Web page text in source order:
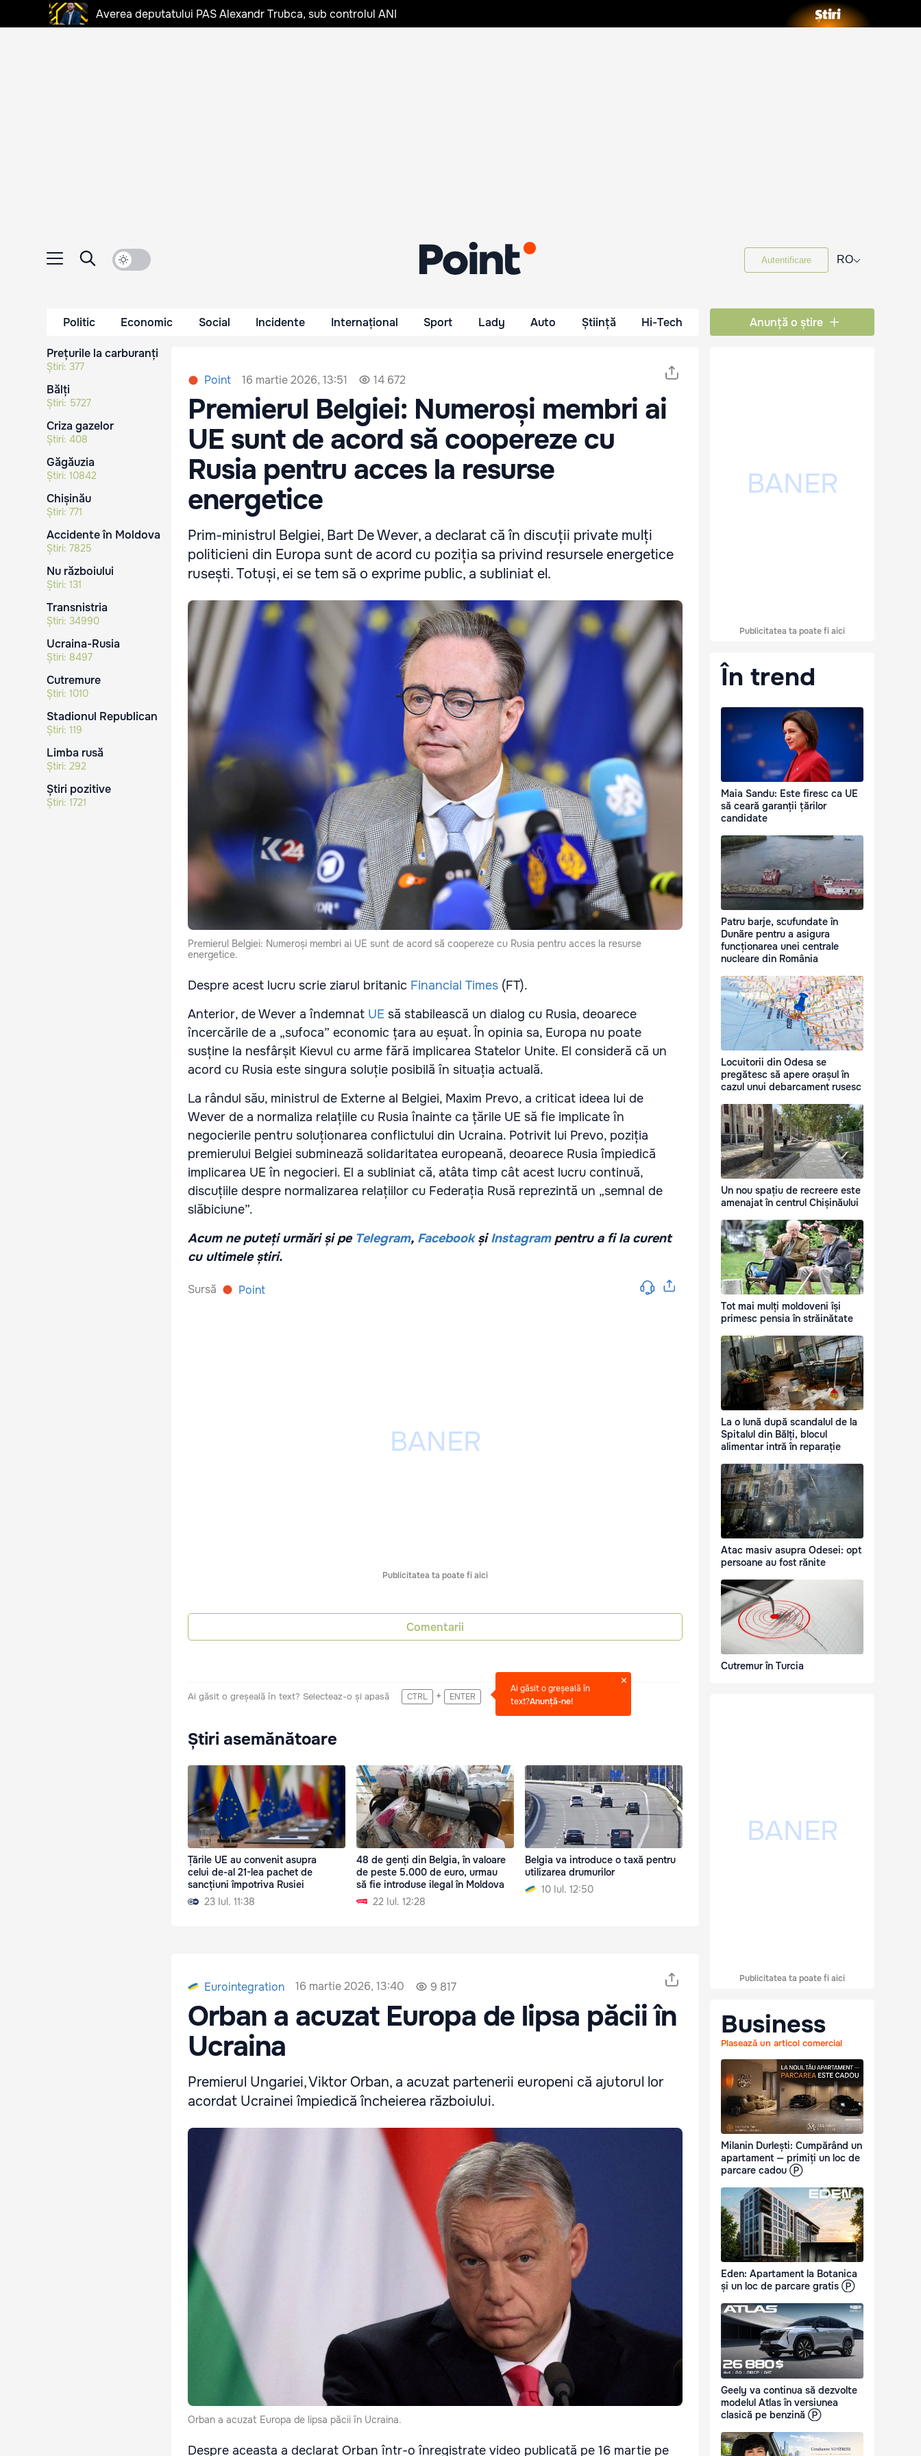
Averea deputatului PAS Alexandr Trubca, sub controlul ANI
Autentificare RO⌵
Politic Economic Social Incidente Internațional Sport Lady Auto Știință Hi-Tech Anunță o știre
Prețurile la carburanți
Știri: 377
Bălți
Știri: 5727
Criza gazelor
Știri: 408
Găgăuzia
Știri: 10842
Chișinău
Știri: 771
Accidente în Moldova
Știri: 7825
Nu războiului
Știri: 131
Transnistria
Știri: 34990
Ucraina-Rusia
Știri: 8497
Cutremure
Știri: 1010
Stadionul Republican
Știri: 119
Limba rusă
Știri: 292
Știri pozitive
Știri: 1721
Point 16 martie 2026, 13:51 14 672
Premierul Belgiei: Numeroși membri ai
UE sunt de acord să coopereze cu
Rusia pentru acces la resurse
energetice
Prim-ministrul Belgiei, Bart De Wever, a declarat că în discuții private mulți
politicieni din Europa sunt de acord cu poziția sa privind resursele energetice
rusești. Totuși, ei se tem să o exprime public, a subliniat el.
Premierul Belgiei: Numeroși membri ai UE sunt de acord să coopereze cu Rusia pentru acces la resurse
energetice.
Despre acest lucru scrie ziarul britanic Financial Times (FT).
Anterior, de Wever a îndemnat UE să stabilească un dialog cu Rusia, deoarece
încercările de a „sufoca” economic țara au eșuat. În opinia sa, Europa nu poate
susține la nesfârșit Kievul cu arme fără implicarea Statelor Unite. El consideră că un
acord cu Rusia este singura soluție posibilă în situația actuală.
La rândul său, ministrul de Externe al Belgiei, Maxim Prevo, a criticat ideea lui de
Wever de a normaliza relațiile cu Rusia înainte ca țările UE să fie implicate în
negocierile pentru soluționarea conflictului din Ucraina. Potrivit lui Prevo, poziția
premierului Belgiei subminează solidaritatea europeană, deoarece Rusia împiedică
implicarea UE în negocieri. El a subliniat că, atâta timp cât acest lucru continuă,
discuțiile despre normalizarea relațiilor cu Federația Rusă reprezintă un „semnal de
slăbiciune”.
Acum ne puteți urmări și pe Telegram, Facebook șiInstagrampentru a fi la curent
cu ultimele știri.
Sursă Point
Publicitatea ta poate fi aici
Comentarii
Ai găsit o greșeală în text? Selecteaz-o și apasă CTRL + ENTER
Ai găsit o greșeală în
text?Anunță-ne!
Știri asemănătoare
Țările UE au convenit asupra
celui de-al 21-lea pachet de
sancțiuni împotriva Rusiei
23 Iul. 11:38
48 de genți din Belgia, în valoare
de peste 5.000 de euro, urmau
să fie introduse ilegal în Moldova
22 Iul. 12:28
Belgia va introduce o taxă pentru
utilizarea drumurilor
10 Iul. 12:50
Eurointegration 16 martie 2026, 13:40 9 817
Orban a acuzat Europa de lipsa păcii în
Ucraina
Premierul Ungariei, Viktor Orban, a acuzat partenerii europeni că ajutorul lor
acordat Ucrainei împiedică încheierea războiului.
Orban a acuzat Europa de lipsa păcii în Ucraina.
Despre aceasta a declarat Orban într-o înregistrate video publicată pe 16 martie pe
Publicitatea ta poate fi aici
În trend
Maia Sandu: Este firesc ca UE
să ceară garanții țărilor
candidate
Patru barje, scufundate în
Dunăre pentru a asigura
funcționarea unei centrale
nucleare din România
Locuitorii din Odesa se
pregătesc să apere orașul în
cazul unui debarcament rusesc
Un nou spațiu de recreere este
amenajat în centrul Chișinăului
Tot mai mulți moldoveni își
primesc pensia în străinătate
La o lună după scandalul de la
Spitalul din Bălți, blocul
alimentar intră în reparație
Atac masiv asupra Odesei: opt
persoane au fost rănite
Cutremur în Turcia
Publicitatea ta poate fi aici
Business
Plasează un articol comercial
Milanin Durlești: Cumpărând un
apartament — primiți un loc de
parcare cadou Ⓟ
Eden: Apartament la Botanica
și un loc de parcare gratis Ⓟ
Geely va continua să dezvolte
modelul Atlas în versiunea
clasică pe benzină Ⓟ